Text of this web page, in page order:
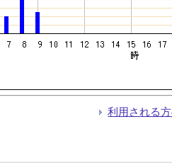
利用される